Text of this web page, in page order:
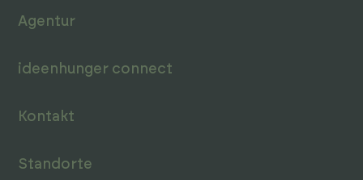
Agentur
ideenhunger connect
Kontakt
Standorte